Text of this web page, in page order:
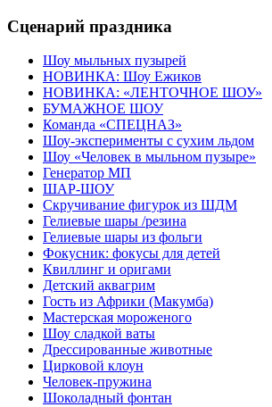
Сценарий праздника
Шоу мыльных пузырей
НОВИНКА: Шоу Ежиков
НОВИНКА: «ЛЕНТОЧНОЕ ШОУ»
БУМАЖНОЕ ШОУ
Команда «СПЕЦНАЗ»
Шоу-эксперименты с сухим льдом
Шоу «Человек в мыльном пузыре»
Генератор МП
ШАР-ШОУ
Скручивание фигурок из ШДМ
Гелиевые шары /резина
Гелиевые шары из фольги
Фокусник: фокусы для детей
Квиллинг и оригами
Детский аквагрим
Гость из Африки (Макумба)
Мастерская мороженого
Шоу сладкой ваты
Дрессированные животные
Цирковой клоун
Человек-пружина
Шоколадный фонтан